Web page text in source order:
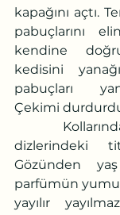
kapağını açtı.
pabuçlarını
kendine
kedisini
pabuçları
Çekimi
dizlerindeki
Gözünden
parfümün
yayılır